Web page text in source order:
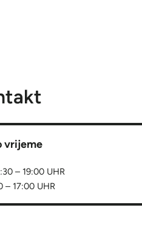
vrijeme
– 19:00 UHR
– 17:00 UHR